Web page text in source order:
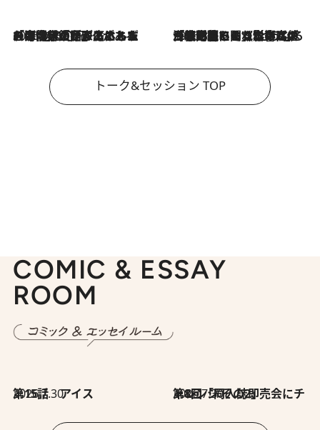
2026.8.3
「今後値上げがあるとすれば…」「リスクがあるのは今年の冬」エネルギー専門家が語る、ホルムズ海峡封鎖が家庭にもたらす“ある心配” 2026.8.3
「住宅建てられない…」「サーチャージ料の高値が続いている」ホルムズ海峡封鎖による影響はいつまで続く？《エネルギー専門家に聞く“どうなる日本の暮らし”》
トーク&セッション TOP
COMIC & ESSAY
ROOM
2026.7.30
第15話 アイス 2026.7.30
第8回「同人誌即売会にチャレンジ その2」